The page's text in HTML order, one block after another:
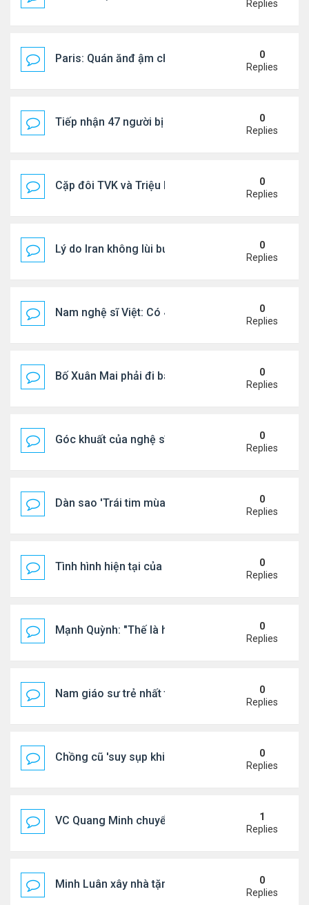
Replies
Paris: Quán ănđ ậm chất Việt đông kín khách chờ
0
Replies
Tiếp nhận 47 người bị Mỹ trục xuất, Công an
0
Replies
Cặp đôi TVK và Triệu Mẫn được yêu thích nhất
0
Replies
Lý do Iran không lùi bước trước lời đe dọa của
0
Replies
Nam nghệ sĩ Việt: Có 4 nhà ở Pháp, sống gần
0
Replies
Bố Xuân Mai phải đi bán cơm ở Mỹ
0
Replies
Góc khuất của nghệ sĩ Hoài Tâm
0
Replies
Dàn sao 'Trái tim mùa thu' sau 26 năm
0
Replies
Tình hình hiện tại của Quang Lê
0
Replies
Mạnh Quỳnh: "Thế là hết"
0
Replies
Nam giáo sư trẻ nhất thế giới ở tuổi 18
0
Replies
Chồng cũ 'suy sụp khi biết tin Nicole Kidman có
0
Replies
VC Quang Minh chuyển về tổ ấm
1
Replies
Minh Luân xây nhà tặng cha mẹ
0
Replies